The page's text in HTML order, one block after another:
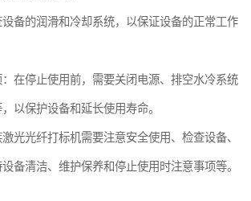
备的润滑和冷却系统，以保证设备的正常工作
在停止使用前，需要关闭电源、排空水冷系统
以保护设备和延长使用寿命。
光光纤打标机需要注意安全使用、检查设备、
备清洁、维护保养和停止使用时注意事项等。